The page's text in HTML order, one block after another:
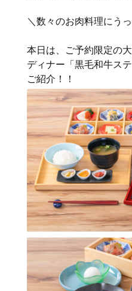
＼数々のお肉料理にう
本日は、ご予約限定の
ディナー「黒毛和牛ス
ご紹介！！